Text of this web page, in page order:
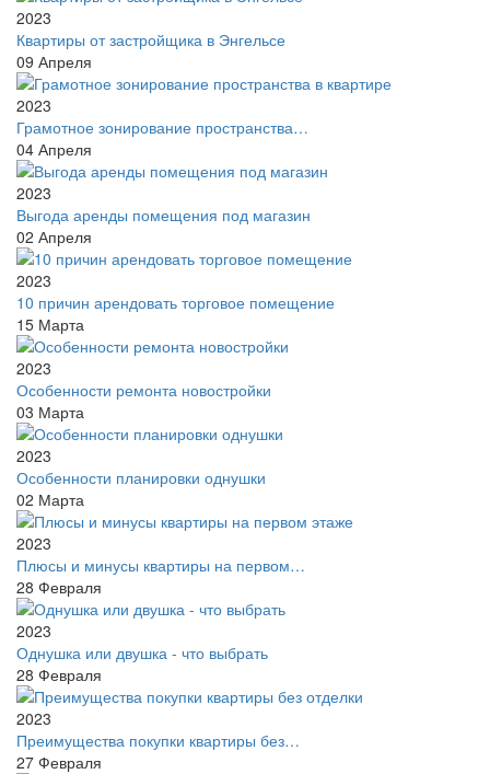
2023
Квартиры от застройщика в Энгельсе
09 Апреля
2023
Грамотное зонирование пространства…
04 Апреля
2023
Выгода аренды помещения под магазин
02 Апреля
2023
10 причин арендовать торговое помещение
15 Марта
2023
Особенности ремонта новостройки
03 Марта
2023
Особенности планировки однушки
02 Марта
2023
Плюсы и минусы квартиры на первом…
28 Февраля
2023
Однушка или двушка - что выбрать
28 Февраля
2023
Преимущества покупки квартиры без…
27 Февраля